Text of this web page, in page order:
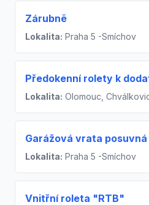
Zárubně
Lokalita: Praha 5 -Smíchov
Předokenní rolety k
Lokalita: Olomouc,
Garážová vrata posuvná
Lokalita: Praha 5 -Smíchov
Vnitřní roleta "RTB"